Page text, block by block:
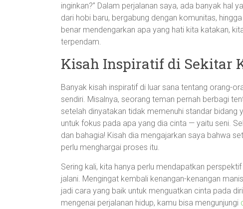
inginkan?” Dalam perjalanan saya, ada banyak hal
dari hobi baru, bergabung dengan komunitas,
benar mendengarkan apa yang hati kita katakan,
terpendam.
Kisah Inspiratif di Sekitar
Banyak kisah inspiratif di luar sana tentang orang-
sendiri. Misalnya, seorang teman pernah berbagi
setelah dinyatakan tidak memenuhi standar bidang
untuk fokus pada apa yang dia cinta — yaitu seni.
dan bahagia! Kisah dia mengajarkan saya bahwa
perlu menghargai proses itu.
Sering kali, kita hanya perlu mendapatkan
jalani. Mengingat kembali kenangan-kenangan
jadi cara yang baik untuk menguatkan cinta pada
mengenai perjalanan hidup, kamu bisa mengunjungi